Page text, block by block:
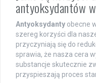
antyoksydantów
Antyoksydanty obecne
szereg korzyści dla
przyczyniają się do
sprawia, że nasza cera
substancje skutecznie
przyspieszają proces